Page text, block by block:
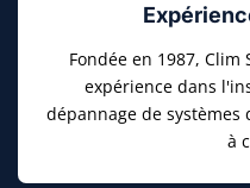
Fondée en 1987, Clim
expérience dans
dépannage de
à